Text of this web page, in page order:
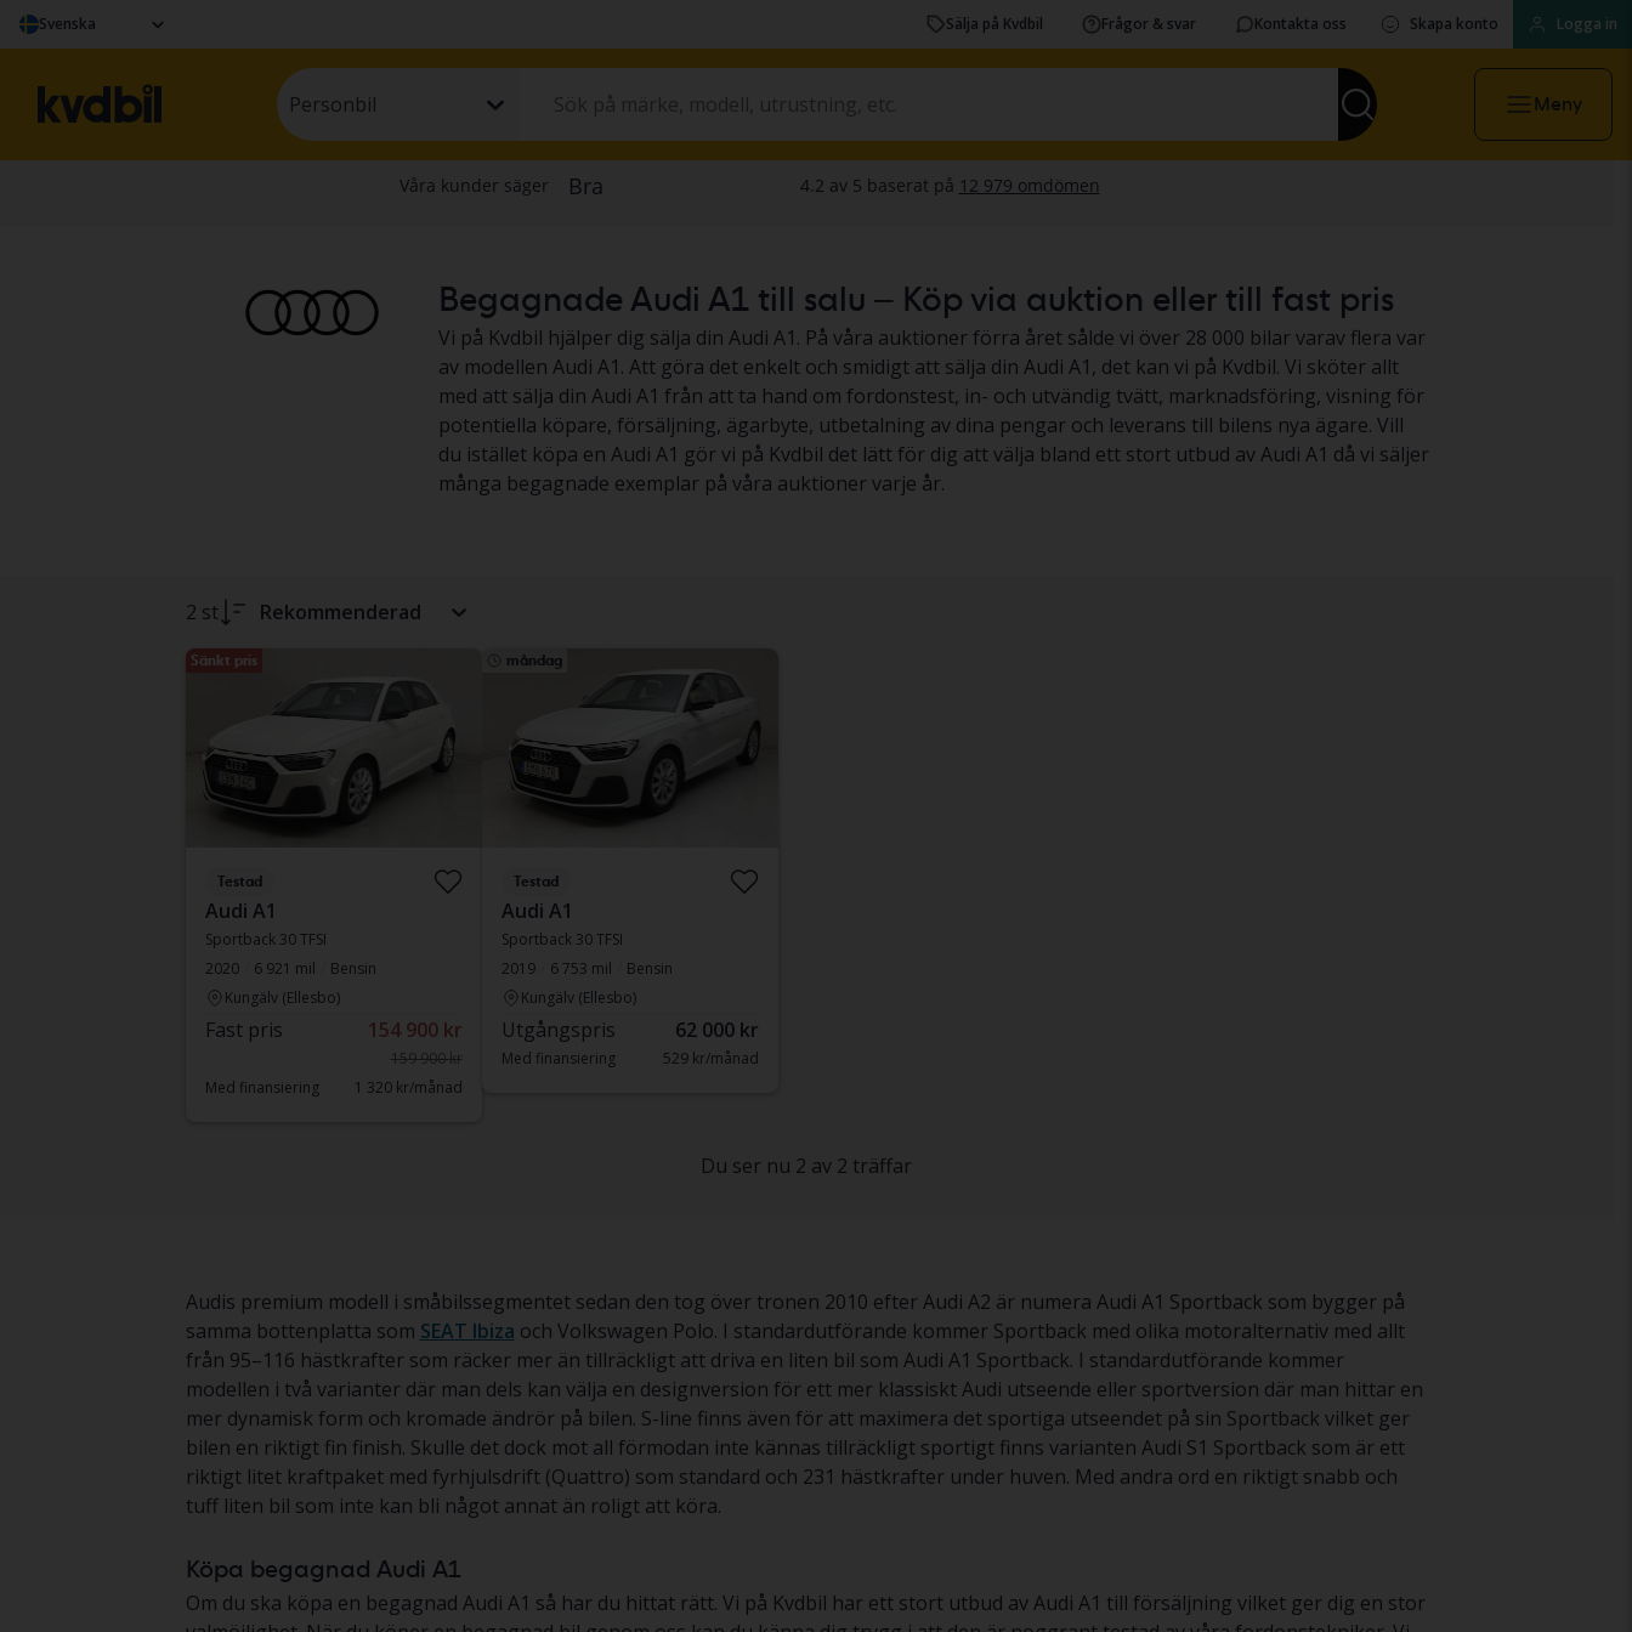
Svenska Sälja på Kvdbil Frågor & svar Kontakta oss Skapa konto Logga in
Personbil Meny
Begagnade Audi A1 till salu – Köp via auktion eller till fast pris
Vi på Kvdbil hjälper dig sälja din Audi A1. På våra auktioner förra året sålde vi över 28 000 bilar varav flera var
av modellen Audi A1. Att göra det enkelt och smidigt att sälja din Audi A1, det kan vi på Kvdbil. Vi sköter allt
med att sälja din Audi A1 från att ta hand om fordonstest, in- och utvändig tvätt, marknadsföring, visning för
potentiella köpare, försäljning, ägarbyte, utbetalning av dina pengar och leverans till bilens nya ägare. Vill
du istället köpa en Audi A1 gör vi på Kvdbil det lätt för dig att välja bland ett stort utbud av Audi A1 då vi säljer
många begagnade exemplar på våra auktioner varje år.
2 st Rekommenderad
Sänkt pris
Testad
Audi A1
Sportback 30 TFSI
2020
6 921 mil
Bensin
Kungälv (Ellesbo)
Fast pris 154 900 kr
159 900 kr
Med finansiering
1 320 kr/månad
måndag
Testad
Audi A1
Sportback 30 TFSI
2019
6 753 mil
Bensin
Kungälv (Ellesbo)
Utgångspris 62 000 kr
Med finansiering 529 kr/månad
Du ser nu 2 av 2 träffar
Audis premium modell i småbilssegmentet sedan den tog över tronen 2010 efter Audi A2 är numera Audi A1 Sportback som bygger på
samma bottenplatta som SEAT Ibiza och Volkswagen Polo. I standardutförande kommer Sportback med olika motoralternativ med allt
från 95–116 hästkrafter som räcker mer än tillräckligt att driva en liten bil som Audi A1 Sportback. I standardutförande kommer
modellen i två varianter där man dels kan välja en designversion för ett mer klassiskt Audi utseende eller sportversion där man hittar en
mer dynamisk form och kromade ändrör på bilen. S-line finns även för att maximera det sportiga utseendet på sin Sportback vilket ger
bilen en riktigt fin finish. Skulle det dock mot all förmodan inte kännas tillräckligt sportigt finns varianten Audi S1 Sportback som är ett
riktigt litet kraftpaket med fyrhjulsdrift (Quattro) som standard och 231 hästkrafter under huven. Med andra ord en riktigt snabb och
tuff liten bil som inte kan bli något annat än roligt att köra.
Köpa begagnad Audi A1
Om du ska köpa en begagnad Audi A1 så har du hittat rätt. Vi på Kvdbil har ett stort utbud av Audi A1 till försäljning vilket ger dig en stor